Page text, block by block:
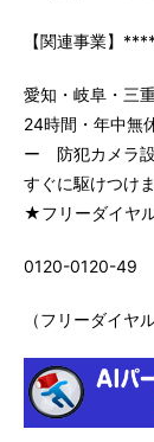
【関連事業
愛知・岐阜・三
24時間・年中無
ー 防犯カメラ設
すぐに駆けつけ
★フリーダイヤ
0120-0120-49
（フリーダイ